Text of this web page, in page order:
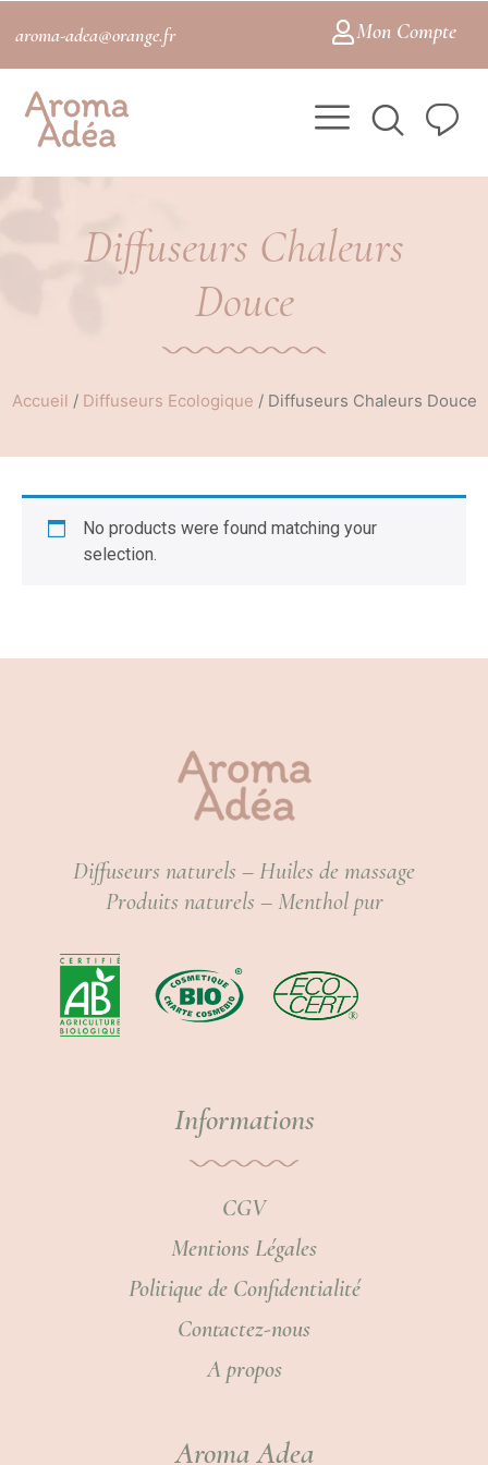
aroma-adea@orange.fr Mon Compte
Diffuseurs Chaleurs
Douce
Accueil / Diffuseurs Ecologique / Diffuseurs Chaleurs Douce
No products were found matching your
selection.
Diffuseurs naturels – Huiles de massage
Produits naturels – Menthol pur
Informations
CGV
Mentions Légales
Politique de Confidentialité
Contactez-nous
A propos
Aroma Adea